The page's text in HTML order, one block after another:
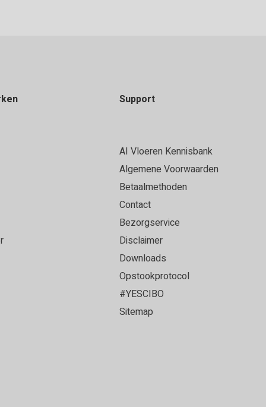
een ervaren vloerenlegger die onze PVC vloer
heeft gelegd. Alles strak afgewerkt en het
geworden!
en top vloer!
Support
AI Vloeren Kennisbank
Algemene Voorwaarden
Betaalmethoden
Contact
Bezorgservice
Disclaimer
Downloads
Opstookprotocol
#YESCIBO
Sitemap